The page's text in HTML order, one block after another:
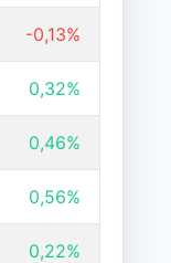
-0,13%
0,32%
0,46%
0,56%
0,22%